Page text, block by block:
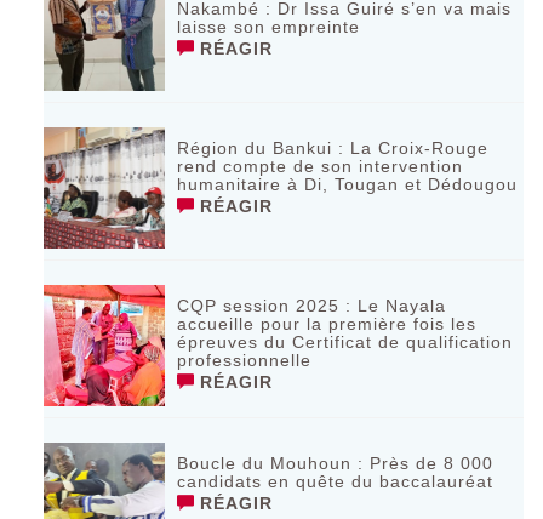
Nakambé : Dr Issa Guiré s’en va mais
laisse son empreinte
RÉAGIR
Région du Bankui : La Croix-Rouge
rend compte de son intervention
humanitaire à Di, Tougan et Dédougou
RÉAGIR
CQP session 2025 : Le Nayala
accueille pour la première fois les
épreuves du Certificat de qualification
professionnelle
RÉAGIR
Boucle du Mouhoun : Près de 8 000
candidats en quête du baccalauréat
RÉAGIR